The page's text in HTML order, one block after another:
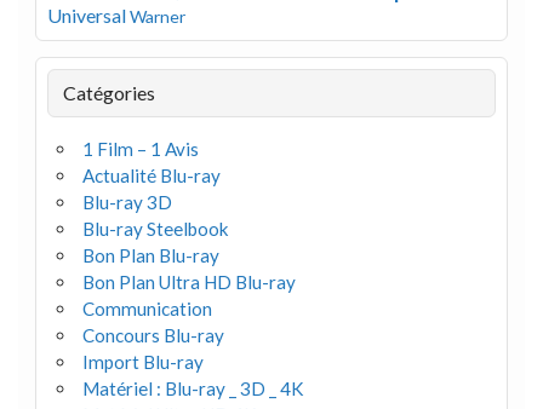
UniversalWarner
Catégories
1 Film – 1 Avis
Actualité Blu-ray
Blu-ray 3D
Blu-ray Steelbook
Bon Plan Blu-ray
Bon Plan Ultra HD Blu-ray
Communication
Concours Blu-ray
Import Blu-ray
Matériel : Blu-ray _ 3D _ 4K